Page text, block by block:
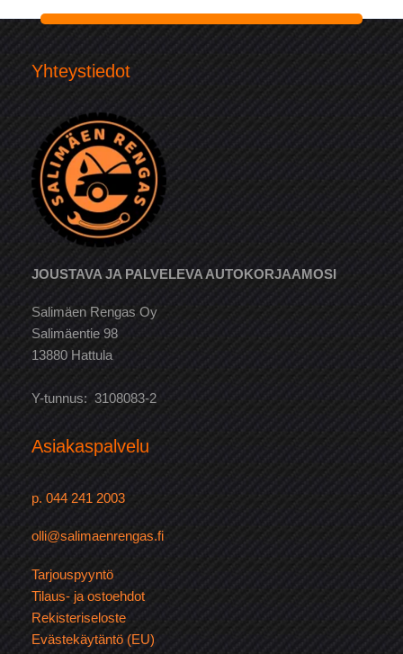
Yhteystiedot
JOUSTAVA JA PALVELEVA AUTOKORJAAMOSI
Salimäen Rengas Oy
Salimäentie 98
13880 Hattula
Y-tunnus: 3108083-2
Asiakaspalvelu
p. 044 241 2003
olli@salimaenrengas.fi
Tarjouspyyntö
Tilaus- ja ostoehdot
Rekisteriseloste
Evästekäytäntö (EU)